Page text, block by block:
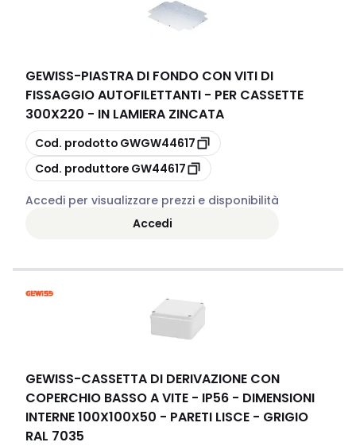
GEWISS-PIASTRA DI FONDO CON VITI DI
FISSAGGIO AUTOFILETTANTI - PER CASSETTE
300X220 - IN LAMIERA ZINCATA
copia
Cod. prodotto GWGW44617
copia
Cod. produttore GW44617
Accedi per visualizzare prezzi e disponibilità
Accedi
GEWISS-CASSETTA DI DERIVAZIONE CON
COPERCHIO BASSO A VITE - IP56 - DIMENSIONI
INTERNE 100X100X50 - PARETI LISCE - GRIGIO
RAL 7035